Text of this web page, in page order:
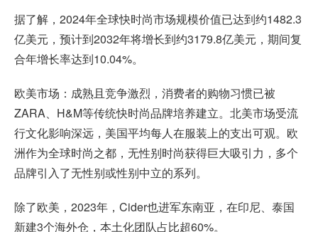
据了解，2024年全球快时尚市场规模价值已达到约1482.3
亿美元，预计到2032年将增长到约3179.8亿美元，期间复
合年增长率达到10.04%。
欧美市场：成熟且竞争激烈，消费者的购物习惯已被
ZARA、H&M等传统快时尚品牌培养建立。北美市场受流
行文化影响深远，美国平均每人在服装上的支出可观。欧
洲作为全球时尚之都，无性别时尚获得巨大吸引力，多个
品牌引入了无性别或性别中立的系列。
除了欧美，2023年，Cider也进军东南亚，在印尼、泰国
新建3个海外仓，本土化团队占比超60%。